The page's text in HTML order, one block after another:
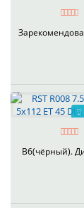
B6(чёрный).